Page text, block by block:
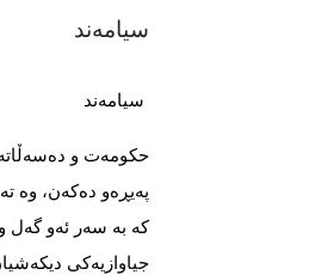
سیامەند
سیامەند
حکومەت و
پەیڕەو دەکەن، وە
کە بە سەر ئەو گەل و
جیاوازیه‌‌‌کی